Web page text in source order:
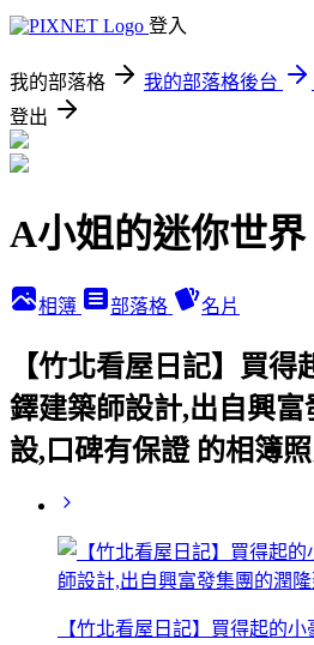
登入
我的部落格 我的部落格後台
登出
A小姐的迷你世界
相簿 部落格 名片
【竹北看屋日記】買得
鐸建築師設計,出自興
設,口碑有保證 的相簿照
【竹北看屋日記】買得起的